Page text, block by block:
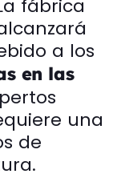
fábrica
a los
en las
una
de